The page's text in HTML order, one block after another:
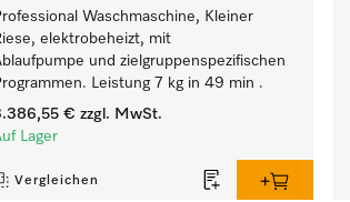
Waschmaschine, Kleiner
elektrobeheizt, mit
und zielgruppenspezifischen
Leistung 7 kg in 49 min .
€ zzgl. MwSt.
Lager
Vergleichen